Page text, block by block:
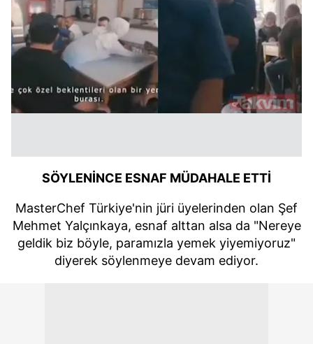
SÖYLENİNCE ESNAF MÜDAHALE ETTİ
MasterChef Türkiye'nin jüri üyelerinden olan Şef
Mehmet Yalçınkaya, esnaf alttan alsa da "Nereye
geldik biz böyle, paramızla yemek yiyemiyoruz"
diyerek söylenmeye devam ediyor.